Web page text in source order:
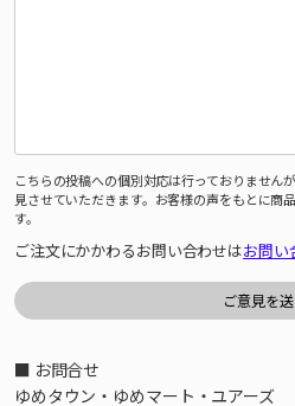
こちらの投稿への個別対応は行っておりません
見させていただきます。お客様の声をもとに商
す。
ご注文にかかわるお問い合わせはお問い
■ お問合せ
ゆめタウン・ゆめマート・ユアーズ